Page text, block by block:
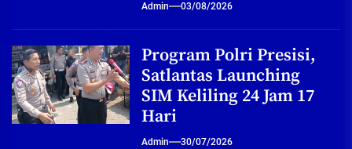
Admin 03/08/2026
Program Polri Presisi,
Satlantas Launching
SIM Keliling 24 Jam 17
Hari
Admin 30/07/2026